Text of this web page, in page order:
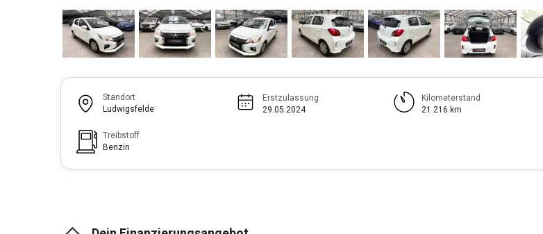
Standort
Ludwigsfelde
Erstzulassung
29.05.2024
Kilometerstand
21.216 km
Treibstoff
Benzin